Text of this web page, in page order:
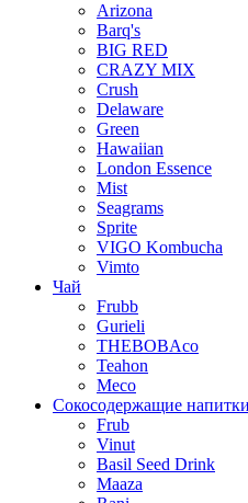
Arizona
Barq's
BIG RED
CRAZY MIX
Crush
Delaware
Green
Hawaiian
London Essence
Mist
Seagrams
Sprite
VIGO Kombucha
Vimto
Чай
Frubb
Gurieli
THEBOBAco
Teahon
Meco
Сокосодержащие напитки
Frub
Vinut
Basil Seed Drink
Maaza